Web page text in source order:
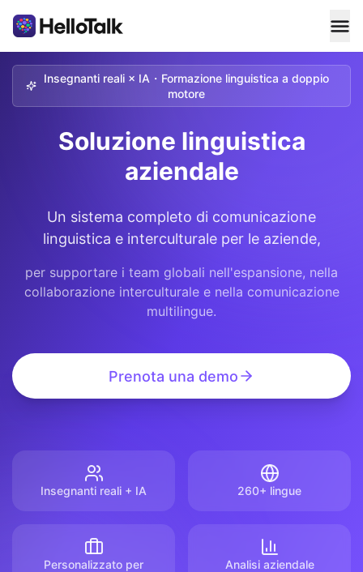
Insegnanti reali × IA・Formazione linguistica a doppio
motore
Soluzione linguistica
aziendale
Un sistema completo di comunicazione
linguistica e interculturale per le aziende,
per supportare i team globali nell'espansione, nella
collaborazione interculturale e nella comunicazione
multilingue.
Prenota una demo
Insegnanti reali + IA 260+ lingue
Personalizzato per
Analisi aziendale